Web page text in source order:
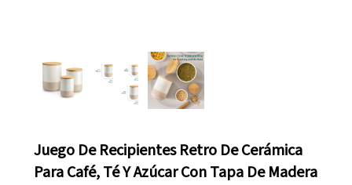
Juego De Recipientes Retro De Cerámica
Para Café, Té Y Azúcar Con Tapa De Madera